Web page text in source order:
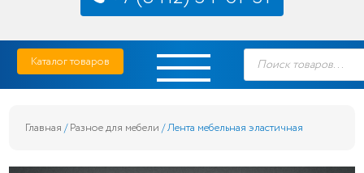
Skip
content
Фрегат — мебельные ткани и фурнитура купить по выгодной цене в Пензе
Каталог товаров
Поиск
товаров
Главная /Разное для мебели / Лента мебельная эластичная